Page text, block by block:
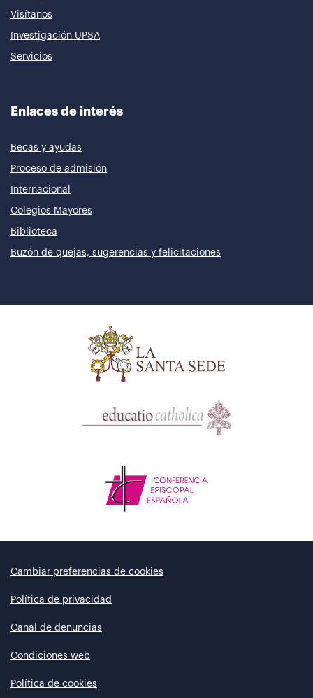
Visítanos
Investigación UPSA
Servicios
Enlaces de interés
Becas y ayudas
Proceso de admisión
Internacional
Colegios Mayores
Biblioteca
Buzón de quejas, sugerencias y felicitaciones
Cambiar preferencias de cookies
Política de privacidad
Canal de denuncias
Condiciones web
Política de cookies